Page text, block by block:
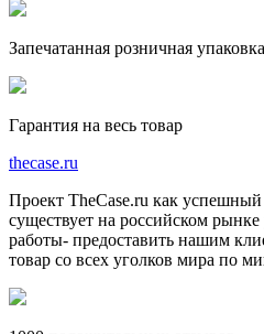
Запечатанная розничная упаковка
Гарантия на весь товар
thecase.ru
Проект TheCase.ru как
существует на российском
работы- предоставить нашим
товар со всех уголков мира по